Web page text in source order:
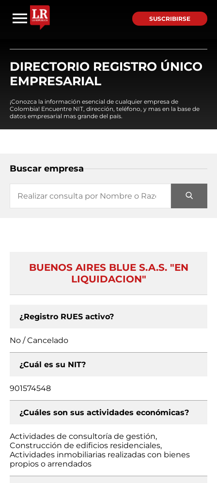
SUSCRIBIRSE
DIRECTORIO REGISTRO ÚNICO
EMPRESARIAL
¡Conozca la información esencial de cualquier empresa de
Colombia! Encuentre NIT, dirección, teléfono, y mas en la base de
datos empresarial mas grande del país.
Buscar empresa
BUENOS AIRES BLUE S.A.S. "EN
LIQUIDACION"
¿Registro RUES activo?
No / Cancelado
¿Cuál es su NIT?
901574548
¿Cuáles son sus actividades económicas?
Actividades de consultoría de gestión,
Construcción de edificios residenciales,
Actividades inmobiliarias realizadas con bienes
propios o arrendados